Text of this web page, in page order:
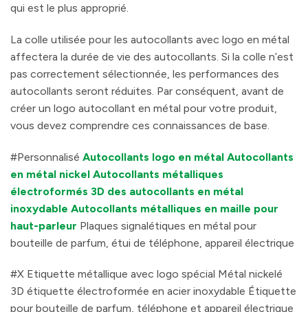
qui est le plus approprié.
La colle utilisée pour les autocollants avec logo en métal
affectera la durée de vie des autocollants. Si la colle n’est
pas correctement sélectionnée, les performances des
autocollants seront réduites. Par conséquent, avant de
créer un logo autocollant en métal pour votre produit,
vous devez comprendre ces connaissances de base.
#Personnalisé Autocollants logo en métal Autocollants
en métal nickel Autocollants métalliques
électroformés 3D des autocollants en métal
inoxydable Autocollants métalliques en maille pour
haut-parleur Plaques signalétiques en métal pour
bouteille de parfum, étui de téléphone, appareil électrique
#X Etiquette métallique avec logo spécial Métal nickelé
3D étiquette électroformée en acier inoxydable Étiquette
pour bouteille de parfum, téléphone et appareil électrique